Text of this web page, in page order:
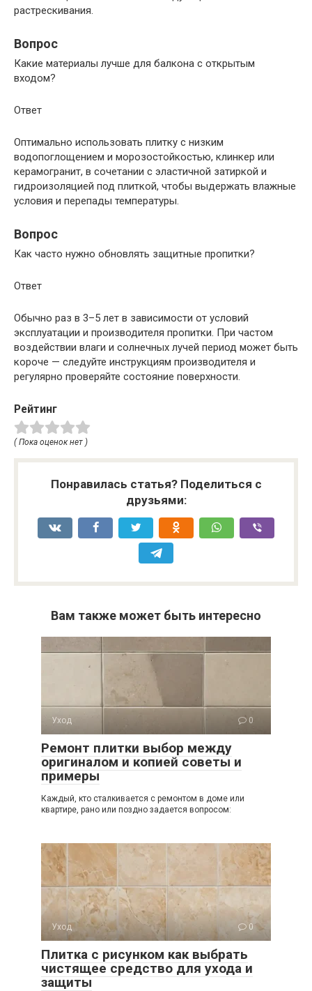
растрескивания.
Вопрос
Какие материалы лучше для балкона с открытым
входом?
Ответ
Оптимально использовать плитку с низким
водопоглощением и морозостойкостью, клинкер или
керамогранит, в сочетании с эластичной затиркой и
гидроизоляцией под плиткой, чтобы выдержать влажные
условия и перепады температуры.
Вопрос
Как часто нужно обновлять защитные пропитки?
Ответ
Обычно раз в 3–5 лет в зависимости от условий
эксплуатации и производителя пропитки. При частом
воздействии влаги и солнечных лучей период может быть
короче — следуйте инструкциям производителя и
регулярно проверяйте состояние поверхности.
Рейтинг
( Пока оценок нет )
Понравилась статья? Поделиться с
друзьями:
Вам также может быть интересно
Уход 0
Ремонт плитки выбор между
оригиналом и копией советы и
примеры
Каждый, кто сталкивается с ремонтом в доме или
квартире, рано или поздно задается вопросом:
Уход 0
Плитка с рисунком как выбрать
чистящее средство для ухода и
защиты